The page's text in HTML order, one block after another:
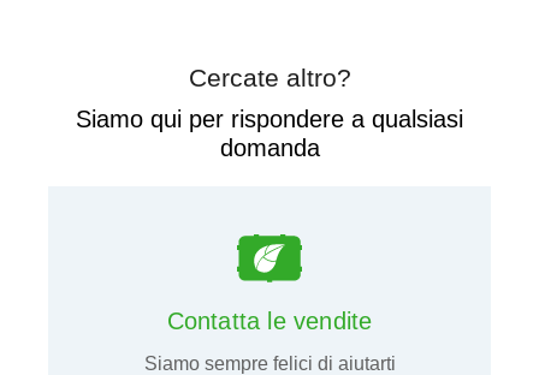
Cercate altro?
Siamo qui per rispondere a qualsiasi
domanda
Contatta le vendite
Siamo sempre felici di aiutarti